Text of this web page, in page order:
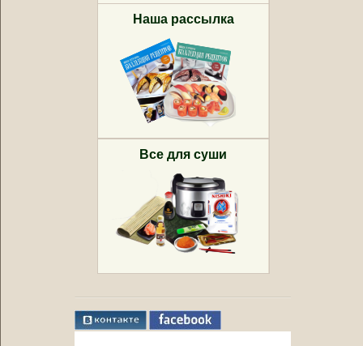
Наша рассылка
Все для суши